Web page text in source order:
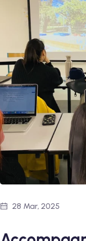
28 Mar, 2025